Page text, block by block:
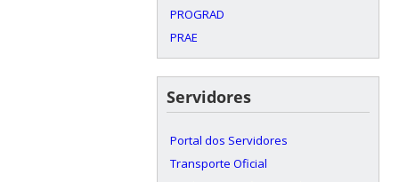
PROGRAD
PRAE
Servidores
Portal dos Servidores
Transporte Oficial